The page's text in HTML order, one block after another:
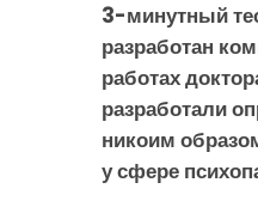
3-минутный
разработан
работах
разработали
никоим
у сфере